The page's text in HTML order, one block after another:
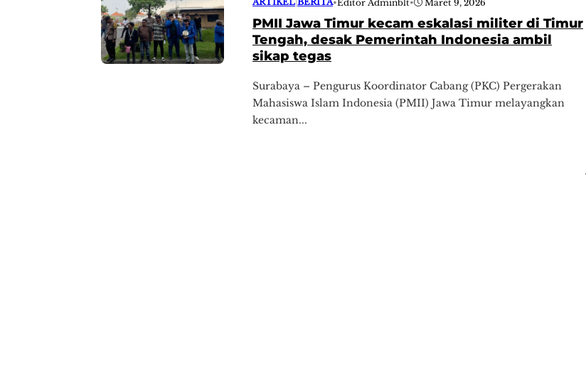
•Editor Adminblt• Maret 9, 2026
PMII Jawa Timur kecam eskalasi militer di Timur
Tengah, desak Pemerintah Indonesia ambil
sikap tegas
Surabaya – Pengurus Koordinator Cabang (PKC) Pergerakan
Mahasiswa Islam Indonesia (PMII) Jawa Timur melayangkan
kecaman...